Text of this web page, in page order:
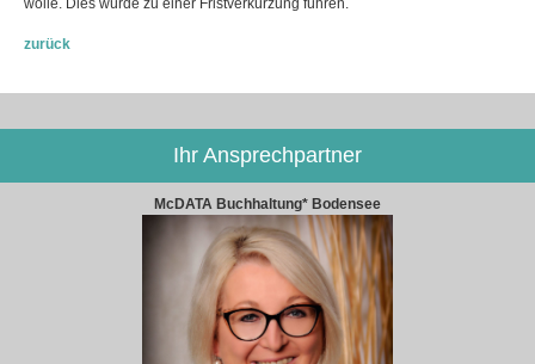
wolle. Dies würde zu einer Fristverkürzung führen.
zurück
Ihr Ansprechpartner
McDATA Buchhaltung* Bodensee